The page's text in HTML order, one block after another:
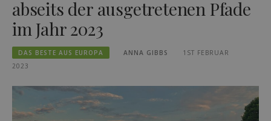
abseits der ausgetretenen Pfade
im Jahr 2023
DAS BESTE AUS EUROPA ANNA GIBBS
1ST FEBRUAR
2023